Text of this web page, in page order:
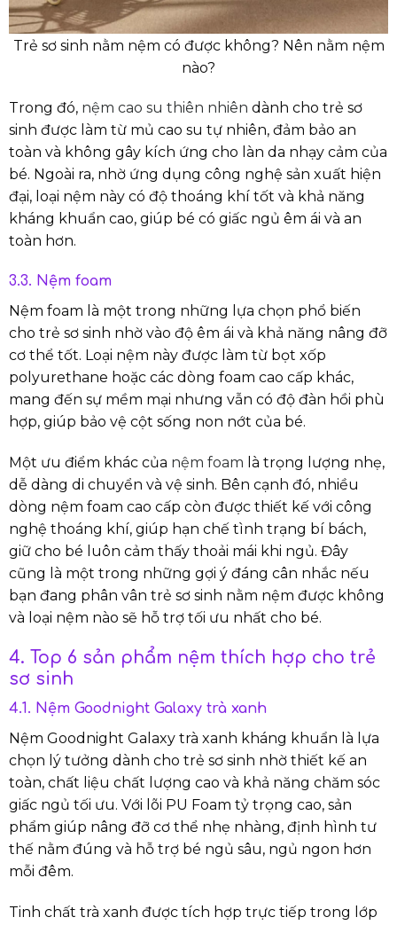
Trẻ sơ sinh nằm nệm có được không? Nên nằm nệm
nào?
Trong đó, nệm cao su thiên nhiên dành cho trẻ sơ
sinh được làm từ mủ cao su tự nhiên, đảm bảo an
toàn và không gây kích ứng cho làn da nhạy cảm của
bé. Ngoài ra, nhờ ứng dụng công nghệ sản xuất hiện
đại, loại nệm này có độ thoáng khí tốt và khả năng
kháng khuẩn cao, giúp bé có giấc ngủ êm ái và an
toàn hơn.
3.3. Nệm foam
Nệm foam là một trong những lựa chọn phổ biến
cho trẻ sơ sinh nhờ vào độ êm ái và khả năng nâng đỡ
cơ thể tốt. Loại nệm này được làm từ bọt xốp
polyurethane hoặc các dòng foam cao cấp khác,
mang đến sự mềm mại nhưng vẫn có độ đàn hồi phù
hợp, giúp bảo vệ cột sống non nớt của bé.
Một ưu điểm khác của nệm foam là trọng lượng nhẹ,
dễ dàng di chuyển và vệ sinh. Bên cạnh đó, nhiều
dòng nệm foam cao cấp còn được thiết kế với công
nghệ thoáng khí, giúp hạn chế tình trạng bí bách,
giữ cho bé luôn cảm thấy thoải mái khi ngủ. Đây
cũng là một trong những gợi ý đáng cân nhắc nếu
bạn đang phân vân trẻ sơ sinh nằm nệm được không
và loại nệm nào sẽ hỗ trợ tối ưu nhất cho bé.
4. Top 6 sản phẩm nệm thích hợp cho trẻ
sơ sinh
4.1. Nệm Goodnight Galaxy trà xanh
Nệm Goodnight Galaxy trà xanh kháng khuẩn là lựa
chọn lý tưởng dành cho trẻ sơ sinh nhờ thiết kế an
toàn, chất liệu chất lượng cao và khả năng chăm sóc
giấc ngủ tối ưu. Với lõi PU Foam tỷ trọng cao, sản
phẩm giúp nâng đỡ cơ thể nhẹ nhàng, định hình tư
thế nằm đúng và hỗ trợ bé ngủ sâu, ngủ ngon hơn
mỗi đêm.
Tinh chất trà xanh được tích hợp trực tiếp trong lớp